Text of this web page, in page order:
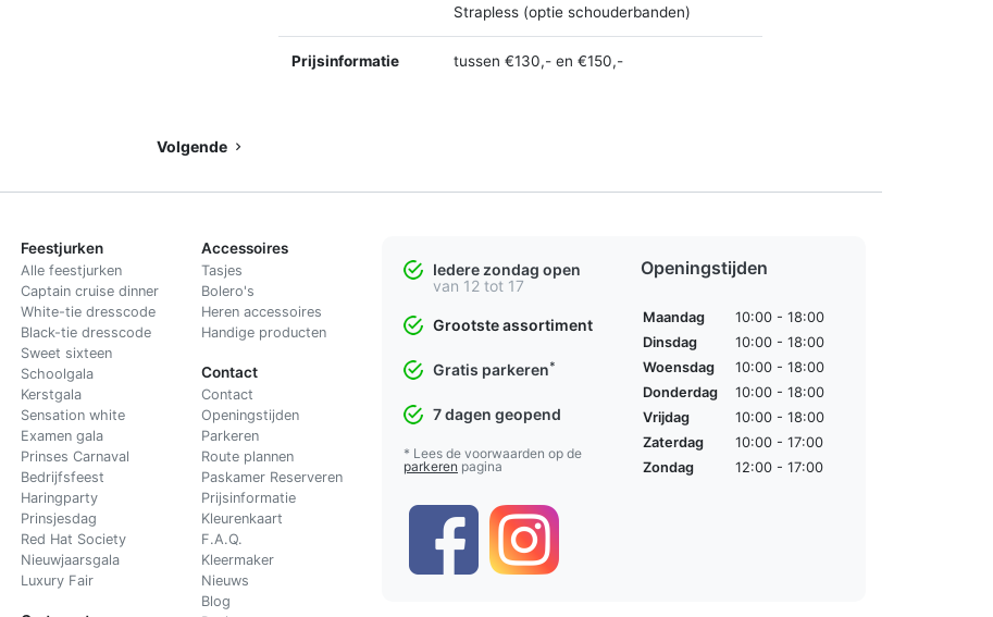
Strapless (optie schouderbanden)
Prijsinformatie tussen €130,- en €150,-
Volgende
Feestjurken
Alle feestjurken
Captain cruise dinner
White-tie dresscode
Black-tie dresscode
Sweet sixteen
Schoolgala
Kerstgala
Sensation white
Examen gala
Prinses Carnaval
Bedrijfsfeest
Haringparty
Prinsjesdag
Red Hat Society
Nieuwjaarsgala
Luxury Fair
Accessoires
Tasjes
Bolero's
Heren accessoires
Handige producten
Contact
Contact
Openingstijden
Parkeren
Route plannen
Paskamer Reserveren
Prijsinformatie
Kleurenkaart
F.A.Q.
Kleermaker
Nieuws
Blog
Iedere zondag open
van 12 tot 17
Grootste assortiment
Gratis parkeren*
7 dagen geopend
* Lees de voorwaarden op de
parkeren pagina
Openingstijden
Maandag
10:00 - 18:00
Dinsdag
10:00 - 18:00
Woensdag
10:00 - 18:00
Donderdag
10:00 - 18:00
Vrijdag
10:00 - 18:00
Zaterdag
10:00 - 17:00
Zondag
12:00 - 17:00